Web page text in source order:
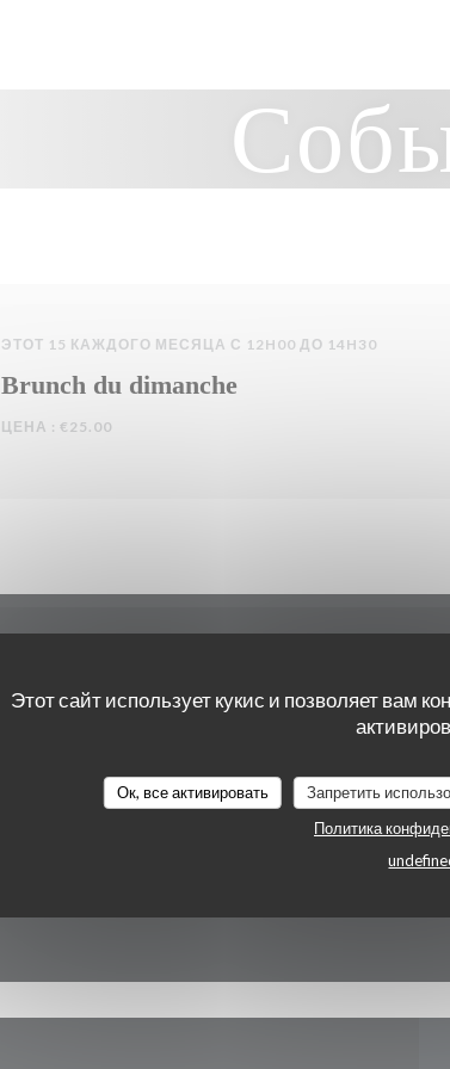
Этот сайт использует кукис и позволяет вам
Ок, все активировать Запретить
Политика
ЭТОТ 15 КАЖДОГО МЕСЯЦА С 12H00 ДО 14H30
Brunch du dimanche
ЦЕНА : €25.00
31 quai Bonaparte
06 40 65